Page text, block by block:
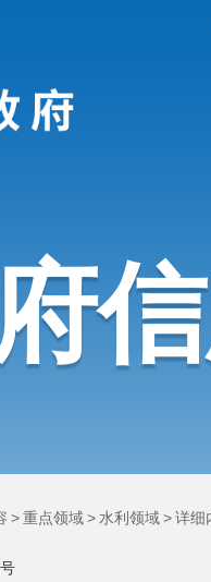
>重点领域> 水利领域>详细